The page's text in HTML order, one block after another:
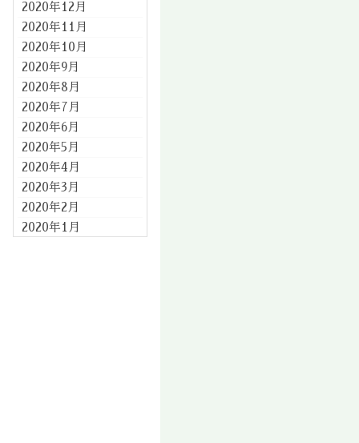
2020年12月
2020年11月
2020年10月
2020年9月
2020年8月
2020年7月
2020年6月
2020年5月
2020年4月
2020年3月
2020年2月
2020年1月